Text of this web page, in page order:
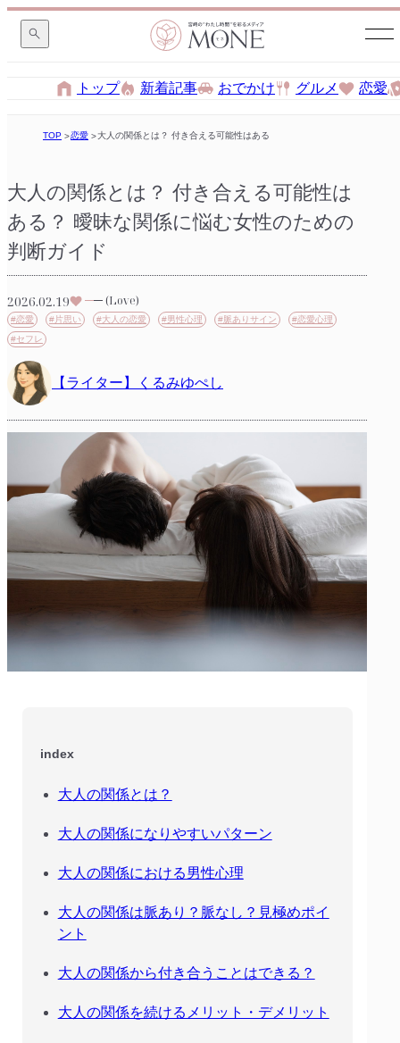
トップ 新着記事 おでかけ グルメ 恋愛
TOP 恋愛 大人の関係とは？ 付き合える可能性はある？ 曖昧な関係に悩む女性のため
大人の関係とは？ 付き合える可能性は
ある？ 曖昧な関係に悩む女性のための
判断ガイド
2026.02.19 (Love)
#恋愛 #片思い #大人の恋愛 #男性心理 #脈ありサイン
#恋愛心理
#セフレ
【ライター】くるみゆぺし
index
大人の関係とは？
大人の関係になりやすいパターン
大人の関係における男性心理
大人の関係は脈あり？脈なし？見極めポイ
ント
大人の関係から付き合うことはできる？
大人の関係を続けるメリット・デメリット